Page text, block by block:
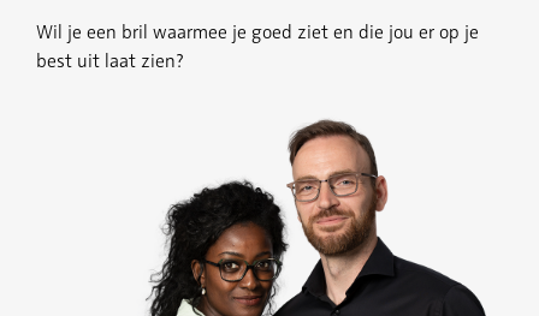
Wil je een bril waarmee je goed ziet en die jou er op je
best uit laat zien?